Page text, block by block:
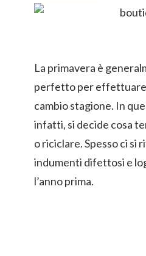
La primavera è
perfetto per effettuare
cambio stagione. In
infatti, si decide cosa
o riciclare. Spesso ci si
indumenti difettosi e
l’anno prima.